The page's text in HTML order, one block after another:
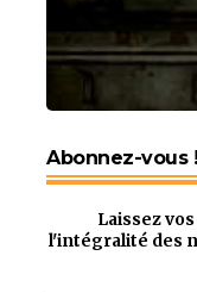
Abonnez-vous !
Laissez
l'intégralité des